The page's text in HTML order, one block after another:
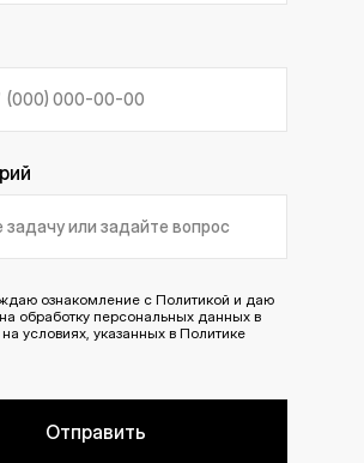
ознакомление с Политикой и даю
на обработку персональных данных в
условиях, указанных в Политике
Отправить